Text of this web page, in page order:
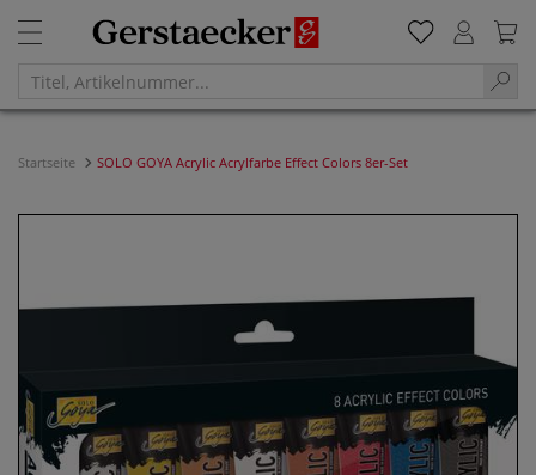
Startseite SOLO GOYA Acrylic Acrylfarbe Effect Colors 8er-Set